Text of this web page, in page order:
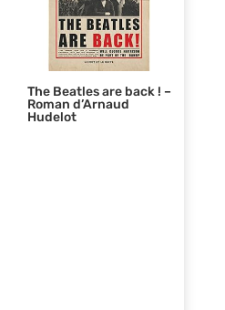
The Beatles are back ! –
Roman d’Arnaud
Hudelot